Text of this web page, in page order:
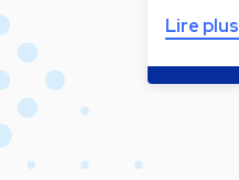
Lire plus